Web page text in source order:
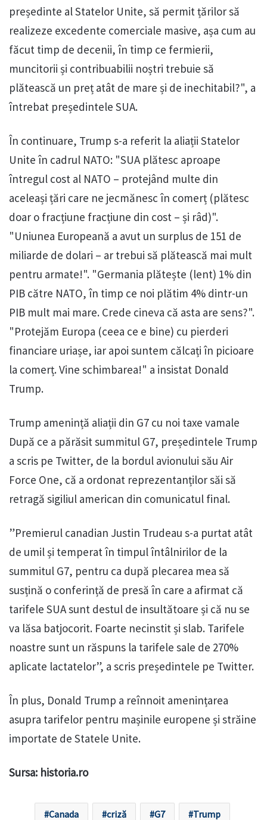
președinte al Statelor Unite, să permit țărilor să
realizeze excedente comerciale masive, așa cum au
făcut timp de decenii, în timp ce fermierii,
muncitorii și contribuabilii noștri trebuie să
plătească un preț atât de mare și de inechitabil?", a
întrebat președintele SUA.
În continuare, Trump s-a referit la aliații Statelor
Unite în cadrul NATO: "SUA plătesc aproape
întregul cost al NATO – protejând multe din
aceleași țări care ne jecmănesc în comerț (plătesc
doar o fracțiune fracțiune din cost – și râd)".
"Uniunea Europeană a avut un surplus de 151 de
miliarde de dolari – ar trebui să plătească mai mult
pentru armate!". "Germania plătește (lent) 1% din
PIB către NATO, în timp ce noi plătim 4% dintr-un
PIB mult mai mare. Crede cineva că asta are sens?".
"Protejăm Europa (ceea ce e bine) cu pierderi
financiare uriașe, iar apoi suntem călcați în picioare
la comerț. Vine schimbarea!" a insistat Donald
Trump.
Trump amenință aliații din G7 cu noi taxe vamale
După ce a părăsit summitul G7, președintele Trump
a scris pe Twitter, de la bordul avionului său Air
Force One, că a ordonat reprezentanților săi să
retragă sigiliul american din comunicatul final.
”Premierul canadian Justin Trudeau s-a purtat atât
de umil și temperat în timpul întâlnirilor de la
summitul G7, pentru ca după plecarea mea să
susțină o conferință de presă în care a afirmat că
tarifele SUA sunt destul de insultătoare și că nu se
va lăsa batjocorit. Foarte necinstit și slab. Tarifele
noastre sunt un răspuns la tarifele sale de 270%
aplicate lactatelor”, a scris președintele pe Twitter.
În plus, Donald Trump a reînnoit amenințarea
asupra tarifelor pentru mașinile europene și străine
importate de Statele Unite.
Sursa: historia.ro
Canada criză G7 Trump